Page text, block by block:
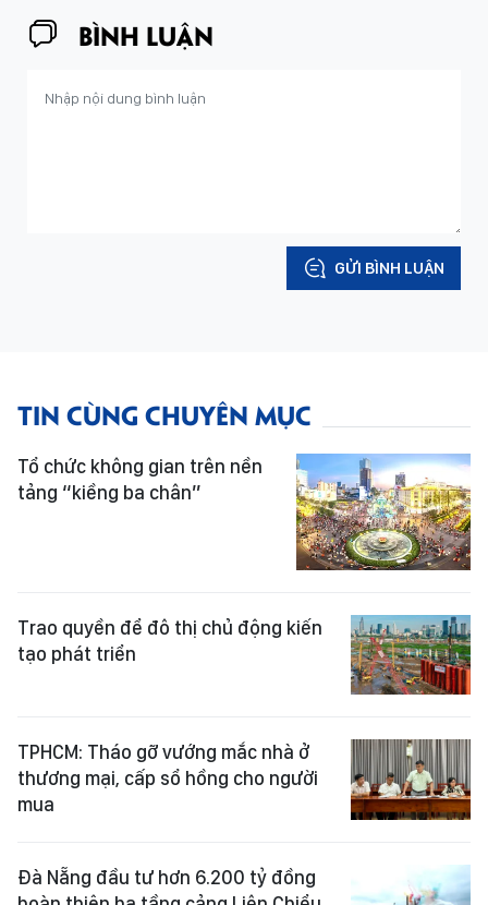
BÌNH LUẬN
GỬI BÌNH LUẬN
TIN CÙNG CHUYÊN MỤC
Tổ chức không gian trên nền
tảng “kiềng ba chân”
Trao quyền để đô thị chủ động kiến
tạo phát triển
TPHCM: Tháo gỡ vướng mắc nhà ở
thương mại, cấp sổ hồng cho người
mua
Đà Nẵng đầu tư hơn 6.200 tỷ đồng